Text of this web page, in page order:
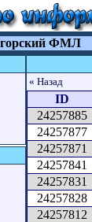
ФМЛ
« Назад
ID
24257885
24257877
24257871
24257841
24257831
24257828
24257812